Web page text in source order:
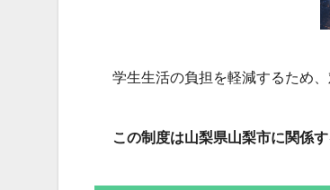
学生生活の負担を軽減するため
この制度は山梨県山梨市に関係